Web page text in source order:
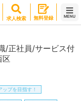
求人検索 無料登録 MENU
/正社員/サービス付
区
ップを目指す！